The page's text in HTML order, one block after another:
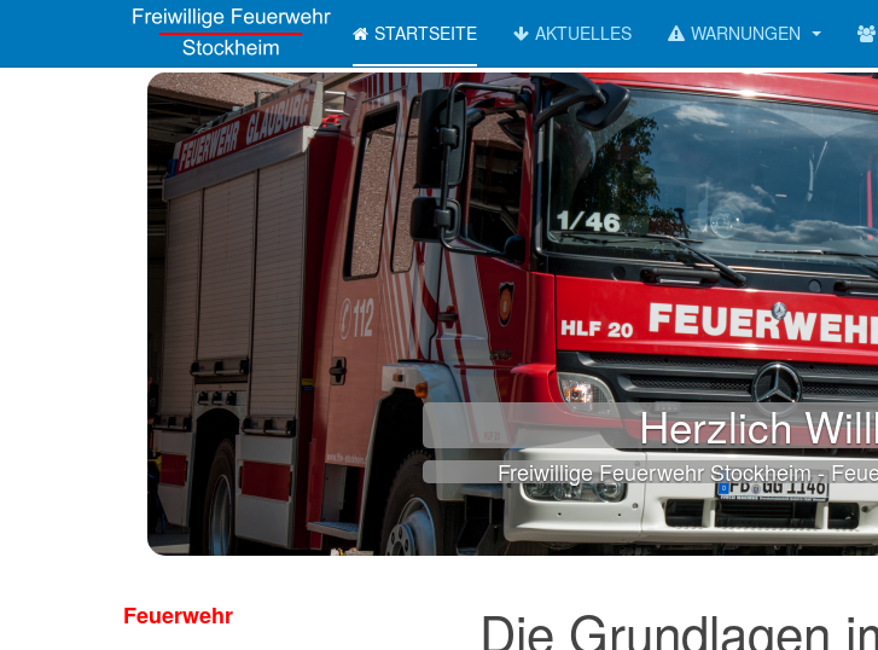
STARTSEITE AKTUELLES WARNUNGEN
Herzlich
Freiwillige Feuerwehr Stockheim -
Die Grundlagen
Feuerwehr